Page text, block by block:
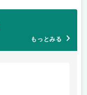
もっとみる